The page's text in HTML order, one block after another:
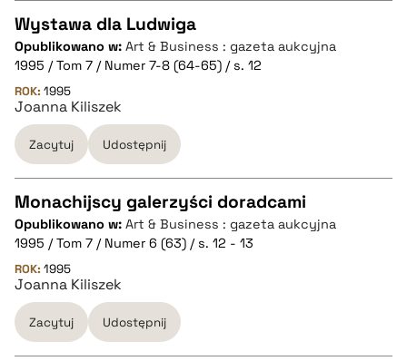
pobierz cytat
CZYSTY TEKST
pobierz cytat
BIBTEX
pobierz cytat
Wystawa dla Ludwiga
Opublikowano w: Art & Business : gazeta aukcyjna
1995 / Tom 7 / Numer 7-8 (64-65) / s. 12
ROK: 1995
Joanna Kiliszek
Zacytuj Udostępnij
CZYSTY TEKST
pobierz cytat
BIBTEX
Monachijscy galerzyści doradcami
Opublikowano w: Art & Business : gazeta aukcyjna
1995 / Tom 7 / Numer 6 (63) / s. 12 - 13
ROK: 1995
Joanna Kiliszek
Zacytuj Udostępnij